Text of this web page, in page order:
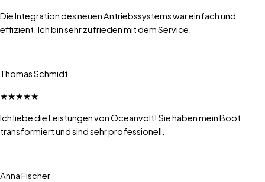
Die Integration des neuen Antriebssystems war einfach und
effizient. Ich bin sehr zufrieden mit dem Service.
Thomas Schmidt
★★★★★
Ich liebe die Leistungen von Oceanvolt! Sie haben mein Boot
transformiert und sind sehr professionell.
Anna Fischer